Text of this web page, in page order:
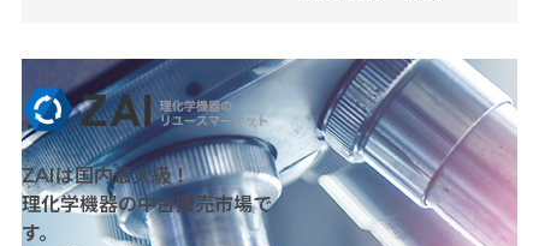
ZAIは国内最大級！
理化学機器の中古販売市場で
す。